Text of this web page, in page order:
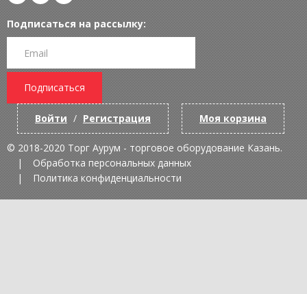
Подписаться на рассылку:
Подписаться
Войти / Регистрация Моя корзина
© 2018-2020 Торг Аурум - торговое оборудование Казань.
Обработка персональных данных
Политика конфиденциальности